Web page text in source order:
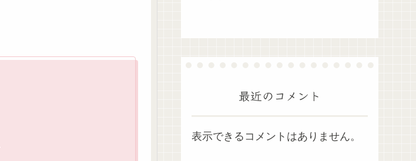
最近のコメント
表示できるコメントはありません。